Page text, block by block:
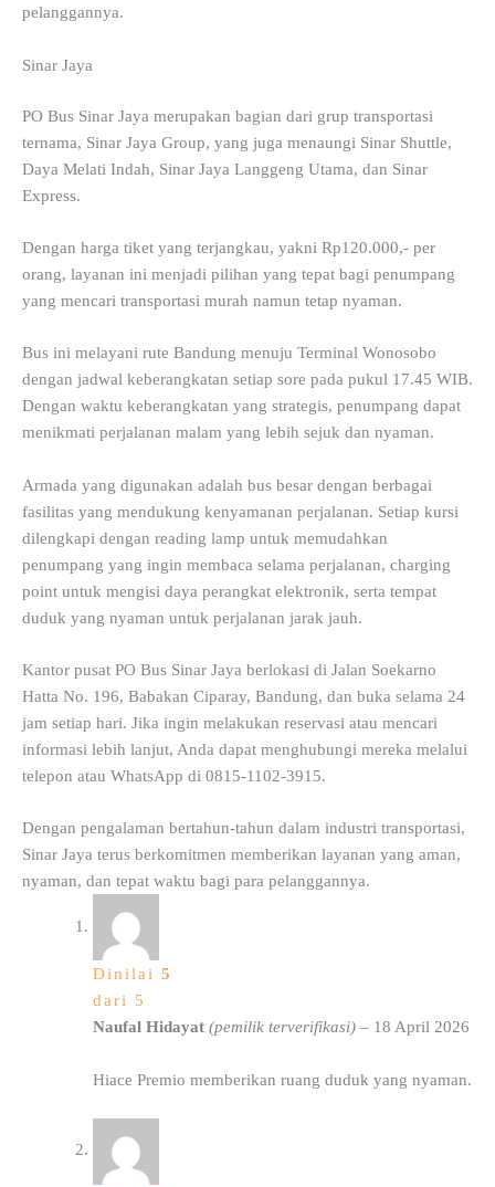
pelanggannya.
Sinar Jaya
PO Bus Sinar Jaya merupakan bagian dari grup transportasi
ternama, Sinar Jaya Group, yang juga menaungi Sinar Shuttle,
Daya Melati Indah, Sinar Jaya Langgeng Utama, dan Sinar
Express.
Dengan harga tiket yang terjangkau, yakni Rp120.000,- per
orang, layanan ini menjadi pilihan yang tepat bagi penumpang
yang mencari transportasi murah namun tetap nyaman.
Bus ini melayani rute Bandung menuju Terminal Wonosobo
dengan jadwal keberangkatan setiap sore pada pukul 17.45 WIB.
Dengan waktu keberangkatan yang strategis, penumpang dapat
menikmati perjalanan malam yang lebih sejuk dan nyaman.
Armada yang digunakan adalah bus besar dengan berbagai
fasilitas yang mendukung kenyamanan perjalanan. Setiap kursi
dilengkapi dengan reading lamp untuk memudahkan
penumpang yang ingin membaca selama perjalanan, charging
point untuk mengisi daya perangkat elektronik, serta tempat
duduk yang nyaman untuk perjalanan jarak jauh.
Kantor pusat PO Bus Sinar Jaya berlokasi di Jalan Soekarno
Hatta No. 196, Babakan Ciparay, Bandung, dan buka selama 24
jam setiap hari. Jika ingin melakukan reservasi atau mencari
informasi lebih lanjut, Anda dapat menghubungi mereka melalui
telepon atau WhatsApp di 0815-1102-3915.
Dengan pengalaman bertahun-tahun dalam industri transportasi,
Sinar Jaya terus berkomitmen memberikan layanan yang aman,
nyaman, dan tepat waktu bagi para pelanggannya.
Dinilai 5
dari 5
Naufal Hidayat (pemilik terverifikasi) – 18 April 2026
Hiace Premio memberikan ruang duduk yang nyaman.